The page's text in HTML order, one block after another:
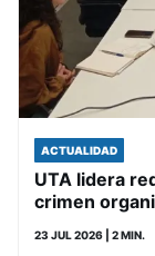
ACTUALIDAD
UTA lidera
crimen
23 JUL 2026 | 2 MIN.